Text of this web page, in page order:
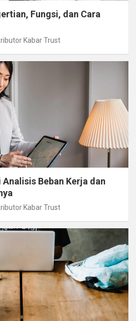
Fungsi, dan Cara
Kabar Trust
Beban Kerja dan
Kabar Trust